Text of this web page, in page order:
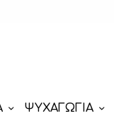
ΨΥΧΑΓΩΓΙΑ